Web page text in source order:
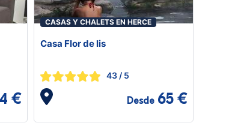
€
CASAS Y CHALETS EN HERCE
Casa Flor de lis
43 / 5
Desde 65 €